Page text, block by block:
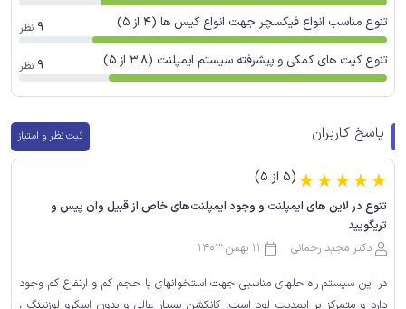
تنوع مناسب انواع فیکسچر جهت انواع کیس ها (4 از 5) 9 نظر
تنوع کیت های کمکی و پیشرفته سیستم ایمپلنت (3.8 از 5) 9 نظر
پاسخ کاربران ثبت نظر و امتیاز
(5 از 5)☆☆☆☆☆
تنوع در لاین های ایمپلنت و وجود ایمپلنت‌های خاص از قبیل وان پیس و
تریگویید
دکتر مجید رحمانی
11 بهمن 1403
در این سیستم راه حلهای مناسبی جهت استخوانهای با حجم کم و ارتفاع کم وجود
دارد و متمرکز بر ایمدیت لود است. کانکشن بسیار عالی و بدون اسکرو لوزنینگ ،